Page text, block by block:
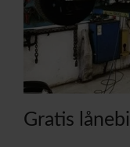
Gratis